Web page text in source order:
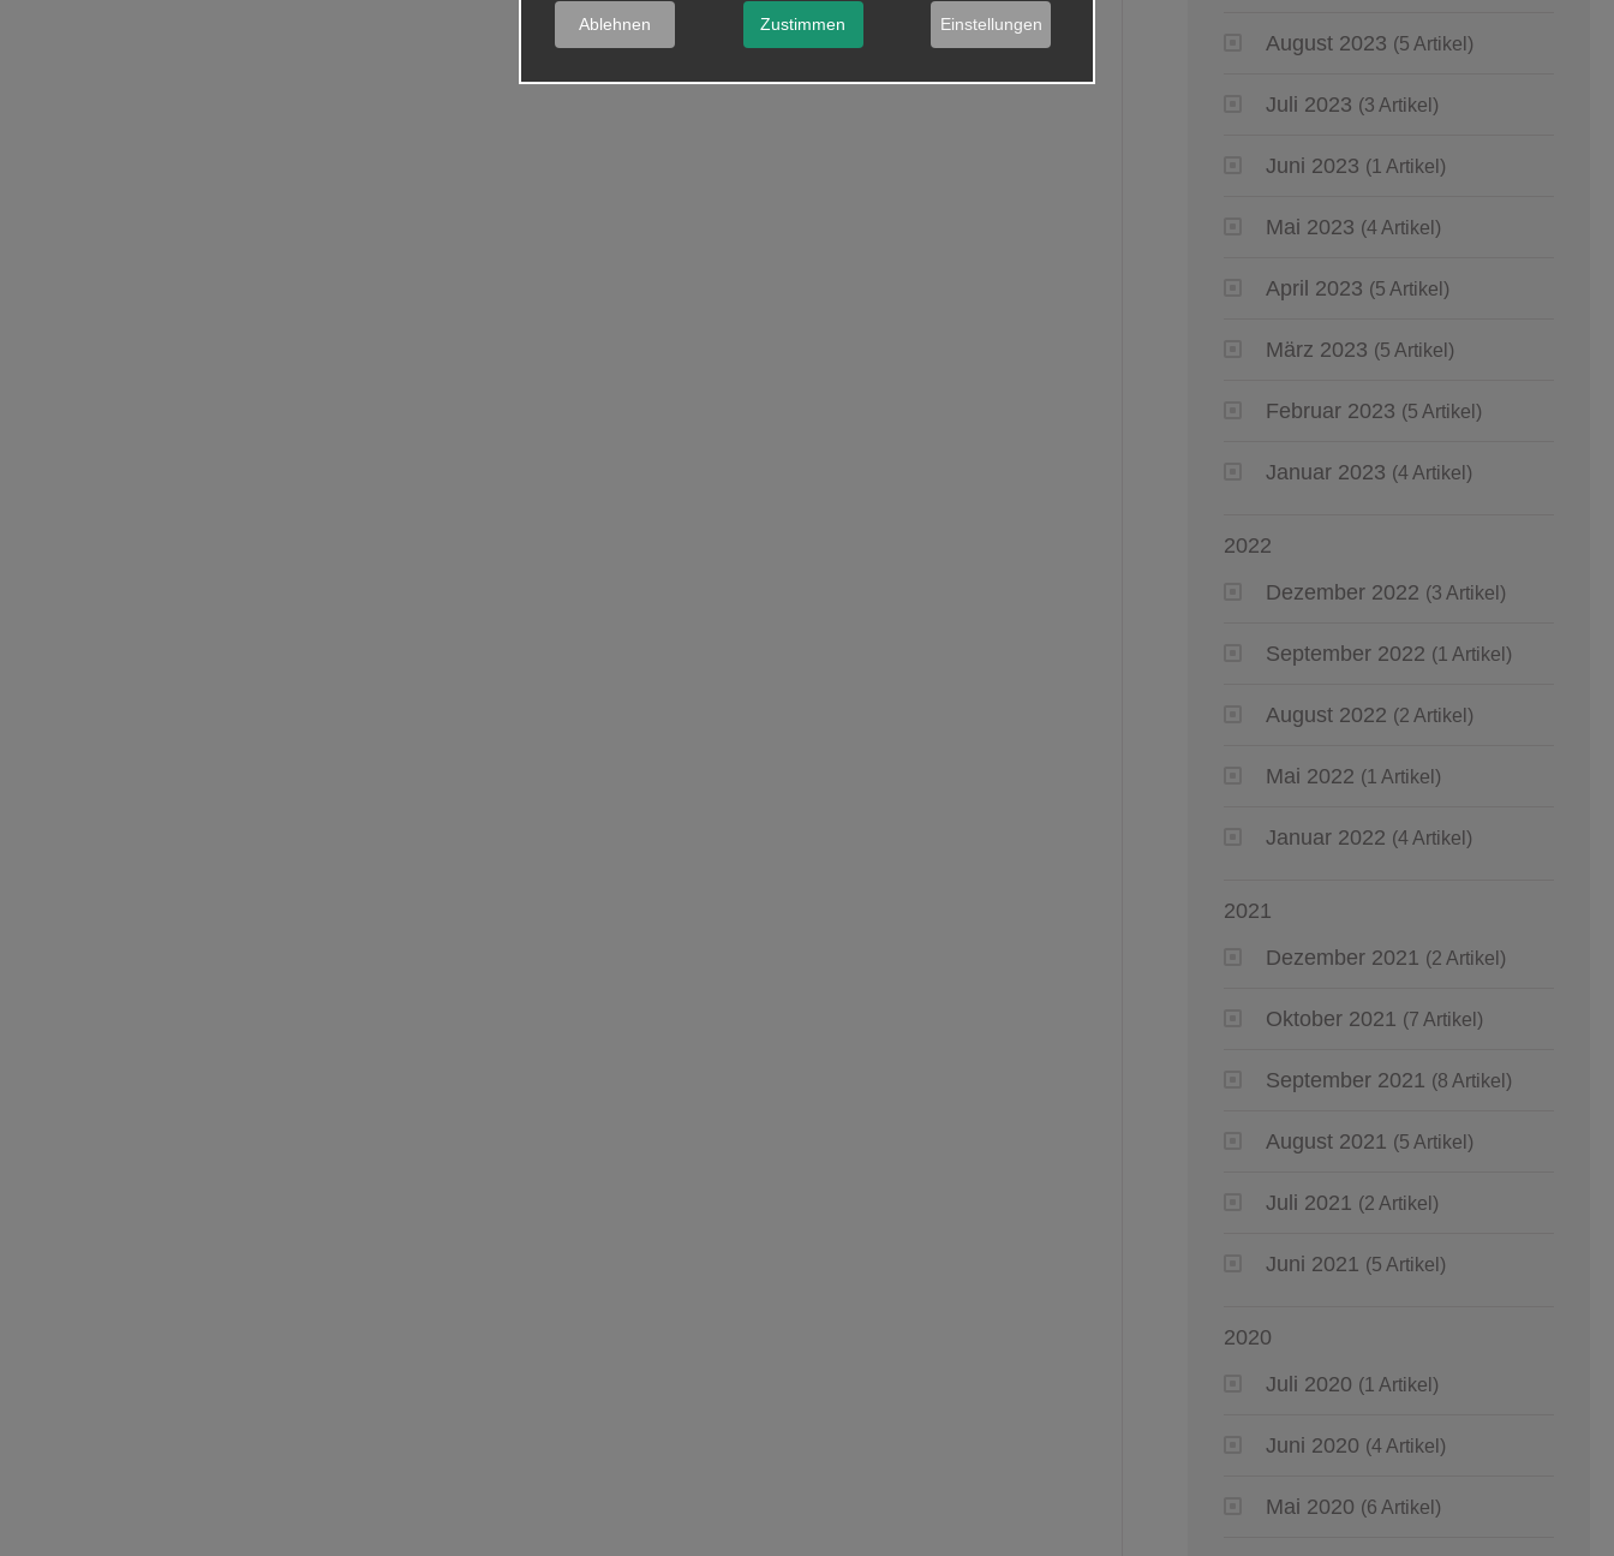
August 2023 (5 Artikel)
Juli 2023 (3 Artikel)
Juni 2023 (1 Artikel)
Mai 2023 (4 Artikel)
April 2023 (5 Artikel)
März 2023 (5 Artikel)
Februar 2023 (5 Artikel)
Januar 2023 (4 Artikel)
2022
Dezember 2022 (3 Artikel)
September 2022 (1 Artikel)
August 2022 (2 Artikel)
Mai 2022 (1 Artikel)
Januar 2022 (4 Artikel)
2021
Dezember 2021 (2 Artikel)
Oktober 2021 (7 Artikel)
September 2021 (8 Artikel)
August 2021 (5 Artikel)
Juli 2021 (2 Artikel)
Juni 2021 (5 Artikel)
2020
Juli 2020 (1 Artikel)
Juni 2020 (4 Artikel)
Mai 2020 (6 Artikel)
Ablehnen Zustimmen Einstellungen